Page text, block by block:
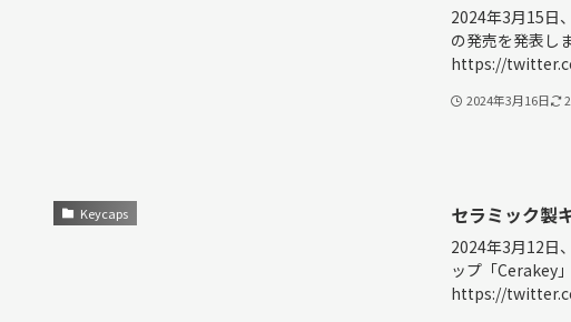
2024年3月15日
の発売を発表し
https://
2024年3月16日
Keycaps セラミック製
2024年3月12日
ップ「Cerakey
https://